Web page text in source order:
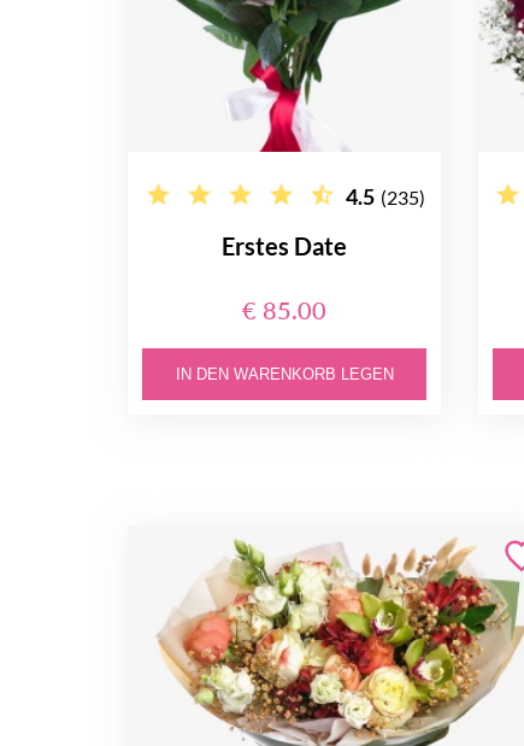
4.5 (235)
Erstes Date
€ 85.00
IN DEN WARENKORB LEGEN